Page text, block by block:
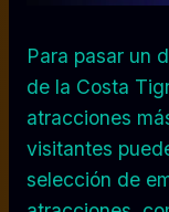
Para pasar un
de la Costa
atracciones
visitantes
selección de